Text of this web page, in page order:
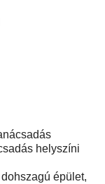
helyszíni
épület,